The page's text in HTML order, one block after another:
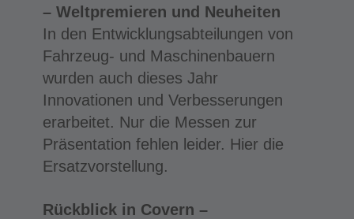
– Weltpremieren und Neuheiten
In den Entwicklungsabteilungen von
Fahrzeug- und Maschinenbauern
wurden auch dieses Jahr
Innovationen und Verbesserungen
erarbeitet. Nur die Messen zur
Präsentation fehlen leider. Hier die
Ersatzvorstellung.
Rückblick in Covern –